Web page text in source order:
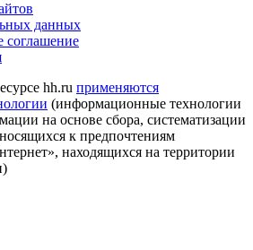
данных
соглашение
hh.ru применяются
(информационные технологии
на основе сбора, систематизации
к предпочтениям
находящихся на территории